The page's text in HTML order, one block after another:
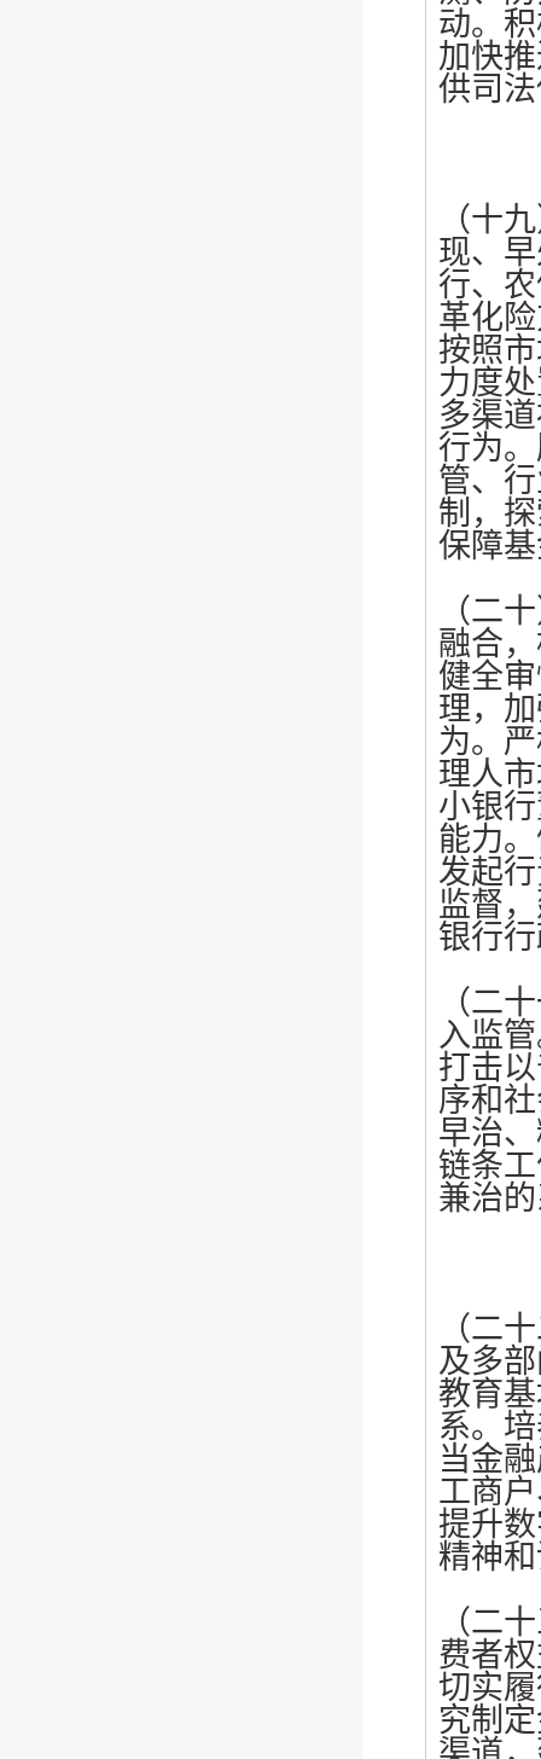
动。
加快
供司
（十
现、
行、
革化
按照
力度
多渠
行为
管、
制，
保障
（二
融合
健全
理，
为。
理人
小银
能力
发起
监督
银行
（二
入监
打击
序和
早治
链条
兼治
（二
及多
教育
系。
当金
工商
提升
精神
（二
费者
切实
究制